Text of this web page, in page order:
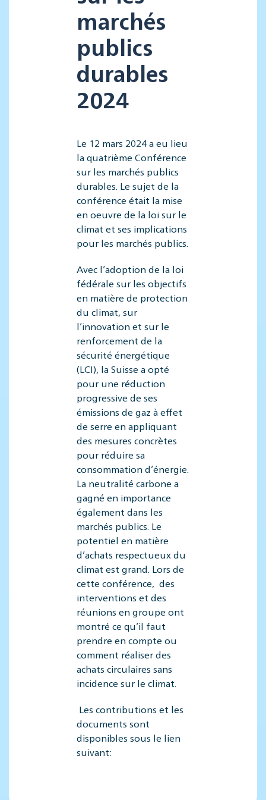
marchés
publics
durables
2024
Le 12 mars 2024 a eu lieu
la quatrième Conférence
sur les marchés publics
durables. Le sujet de la
conférence était la mise
en oeuvre de la loi sur le
climat et ses implications
pour les marchés publics.
Avec l’adoption de la loi
fédérale sur les objectifs
en matière de protection
du climat, sur
l’innovation et sur le
renforcement de la
sécurité énergétique
(LCI), la Suisse a opté
pour une réduction
progressive de ses
émissions de gaz à effet
de serre en appliquant
des mesures concrètes
pour réduire sa
consommation d’énergie.
La neutralité carbone a
gagné en importance
également dans les
marchés publics. Le
potentiel en matière
d’achats respectueux du
climat est grand. Lors de
cette conférence, des
interventions et des
réunions en groupe ont
montré ce qu’il faut
prendre en compte ou
comment réaliser des
achats circulaires sans
incidence sur le climat.
Les contributions et les
documents sont
disponibles sous le lien
suivant: